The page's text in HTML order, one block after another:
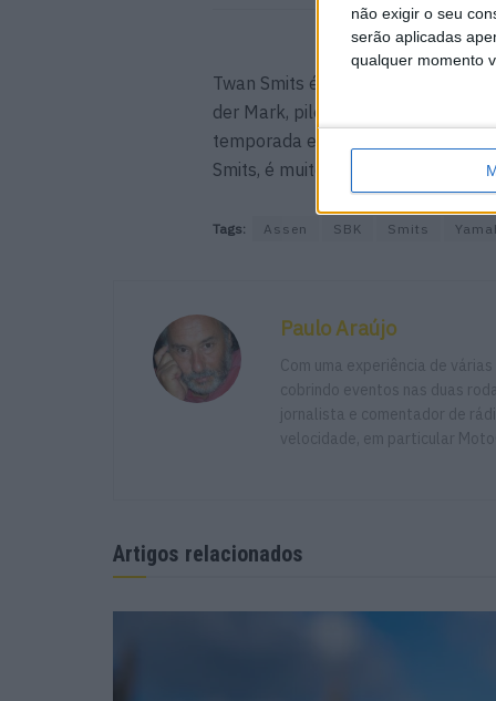
não exigir o seu
serão aplicadas
qualquer momento
Twan Smits é o único piloto local
der Mark, piloto da BMW, para o
temporada e atuando agora como
Smits, é muito bem-vinda pelos
Tags: Assen SBK Smits
Paulo Araújo
Com uma experiência de
cobrindo eventos nas duas
jornalista e comentador de
velocidade, em particular
Artigos relacionados